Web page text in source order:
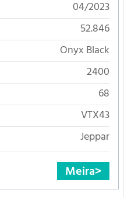
04/2023
52.846
Onyx Black
2400
68
VTX43
Jeppar
Meira